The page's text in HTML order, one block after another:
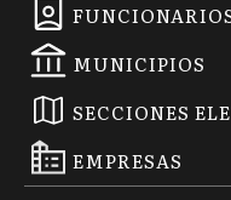
MUNICIPIOS
SECCIONES
EMPRESAS